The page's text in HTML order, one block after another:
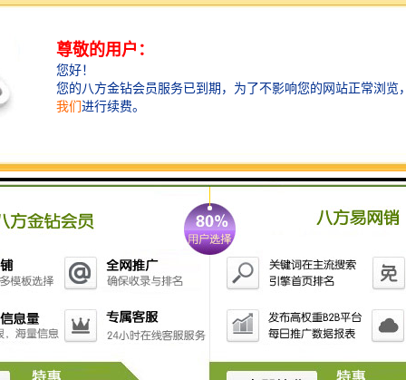
间。图1所示是将过滤网设置在直浇道下方分型面处的单
模铸造形式,图2所示的是将过滤网设置在直浇道与横浇
道分型处的1模2件铸造形式。